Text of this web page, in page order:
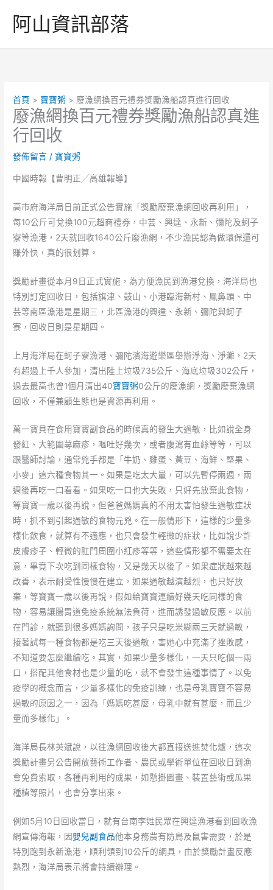
阿山資訊部落
首頁 寶寶粥 廢漁網換百元禮券獎勵漁船認真進行回收
廢漁網換百元禮券獎勵漁船認真進
行回收
發佈留言 / 寶寶粥
中國時報【曹明正╱高雄報導】
高巿府海洋局日前正式公告實施「獎勵廢棄漁網回收再利用」，
每10公斤可兌換100元超商禮券，中芸、興達、永新、彌陀及蚵子
寮等漁港，2天就回收1640公斤廢漁網，不少漁民認為做環保還可
賺外快，真的很划算。
獎勵計畫從本月9日正式實施，為方便漁民到漁港兌換，海洋局也
特別訂定回收日，包括旗津、鼓山、小港臨海新村、鳳鼻頭、中
芸等南區漁港是星期三，北區漁港的興達、永新、彌陀與蚵子
寮，回收日則是星期四。
上月海洋局在蚵子寮漁港、彌陀濱海遊樂區舉辦淨海、淨灘，2天
有超過上千人參加，清出陸上垃圾735公斤、海底垃圾302公斤，
過去最高也曾1個月清出40寶寶粥0公斤的廢漁網，獎勵廢棄漁網
回收，不僅兼顧生態也是資源再利用。
萬一寶貝在食用寶寶副食品的時候真的發生大過敏，比如說全身
發紅、大範圍蕁麻疹，嘔吐好幾次，或者腹瀉有血絲等等，可以
跟醫師討論，通常兇手都是「牛奶、雞蛋、黃豆、海鮮、堅果、
小麥」這六種食物其一。如果是吃太大量，可以先暫停兩週，兩
週後再吃一口看看。如果吃一口也大失敗，只好先放棄此食物，
等寶寶一歲以後再說。但爸爸媽媽真的不用太害怕發生過敏症狀
時，抓不到引起過敏的食物元兇。在一般情形下，這樣的少量多
樣化飲食，就算有不適應，也只會發生輕微的症狀，比如說少許
皮膚疹子、輕微的肛門周圍小紅疹等等，這些情形都不需要太在
意，畢竟下次吃到同樣食物，又是幾天以後了。如果症狀越來越
改善，表示耐受性慢慢在建立，如果過敏越演越烈，也只好放
棄，等寶寶一歲以後再說。假如給寶寶連續好幾天吃同樣的食
物，容易讓腸胃道免疫系統無法負荷，進而誘發過敏反應。以前
在門診，就聽到很多媽媽詢問，孩子只是吃米糊兩三天就過敏，
接著試每一種食物都是吃三天後過敏，害她心中充滿了挫敗感，
不知道要怎麼繼續吃。其實，如果少量多樣化，一天只吃個一兩
口，搭配其他食材也是少量的吃，就不會發生這種事情了。以免
疫學的概念而言，少量多樣化的免疫訓練，也是母乳寶寶不容易
過敏的原因之一，因為「媽媽吃甚麼，母乳中就有甚麼，而且少
量而多樣化」。
海洋局長林英斌說，以往漁網回收後大都直接送進焚化爐，這次
獎勵計畫另公告開放藝術工作者、農民或學術單位在回收日到漁
會免費索取，各種再利用的成果，如懸掛圖畫、裝置藝術或瓜果
種植等照片，也會分享出來。
例如5月10日回收當日，就有台南李姓民眾在興達漁港看到回收漁
網宣傳海報，因嬰兒副食品他本身務農有防鳥及鼠害需要，於是
特別跑到永新漁港，順利領到10公斤的網具，由於獎勵計畫反應
熱烈，海洋局表示將會持續辦理。